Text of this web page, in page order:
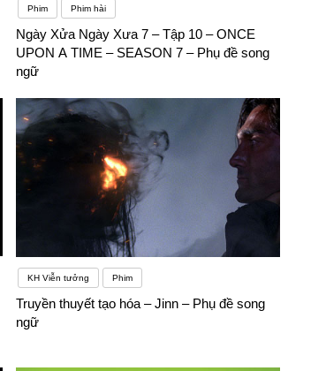
Phim Phim hài
Ngày Xửa Ngày Xưa 7 – Tập 10 – ONCE
UPON A TIME – SEASON 7 – Phụ đề song
ngữ
KH Viễn tưởng Phim
Truyền thuyết tạo hóa – Jinn – Phụ đề song
ngữ